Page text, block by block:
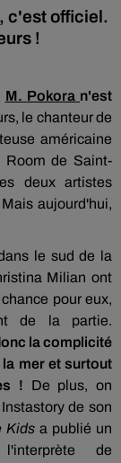
c'est officiel.
!
M. Pokora n'est
le chanteur de
américaine
Room de Saint-
deux artistes
Mais aujourd'hui,
le sud de la
Milian ont
pour eux,
de la partie.
la complicité
mer et surtout
! De plus, on
Instastoryde son
Kidsa publié un
de